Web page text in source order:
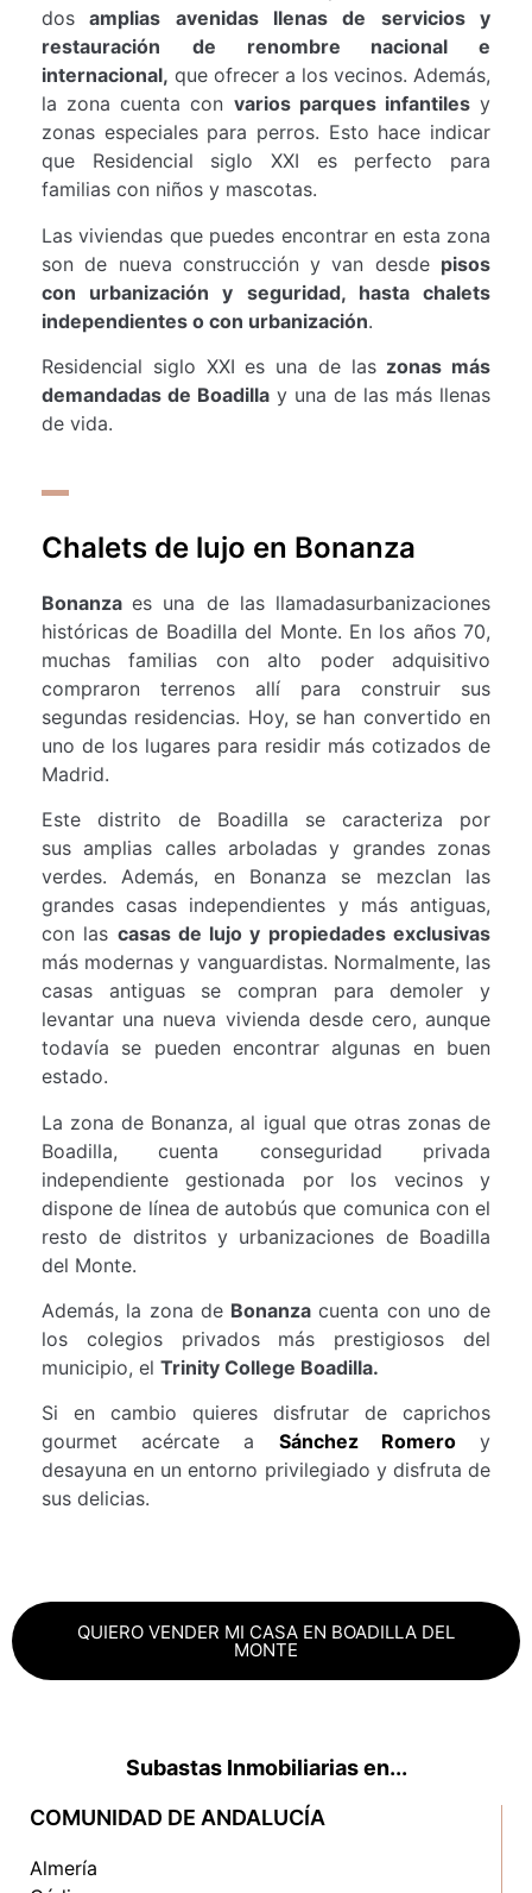
dos amplias avenidas llenas de servicios y
restauración
de renombre nacional e
internacional, que ofrecer a los vecinos. Además,
la zona cuenta con varios parques infantilesy
zonas especiales para perros. Esto hace indicar
que Residencial siglo XXI es perfecto para
familias con niños y mascotas.
Las viviendas que puedes encontrar en esta zona
son de nueva construcción y van desde pisos
con urbanización y seguridad, hasta chalets
independientes o con urbanización.
Residencial siglo XXI es una de las zonas más
demandadas de Boadilla y una de las más llenas
de vida.
Chalets de lujo en Bonanza
Bonanzaes una de las llamadasurbanizaciones
históricas de Boadilla del Monte. En los años 70,
muchas familias con alto poder adquisitivo
compraron terrenos allí para construir sus
segundas residencias. Hoy, se han convertido en
uno de los lugares para residir más cotizados de
Madrid.
Este distrito de Boadilla se caracteriza por
sus amplias calles arboladas y grandes zonas
verdes. Además, en Bonanza se mezclan las
grandes casas independientes y más antiguas,
con las casas de lujo y propiedades exclusivas
más modernas y vanguardistas. Normalmente, las
casas antiguas se compran para demoler y
levantar una nueva vivienda desde cero, aunque
todavía se pueden encontrar algunas en buen
estado.
La zona de Bonanza, al igual que otras zonas de
Boadilla, cuenta conseguridad privada
independiente gestionada por los vecinos y
dispone de línea de autobús que comunica con el
resto de distritos y urbanizaciones de Boadilla
del Monte.
Además, la zona de Bonanza cuenta con uno de
los colegios privados más prestigiosos del
municipio, el Trinity College Boadilla.
Si en cambio quieres disfrutar de caprichos
gourmet acércate a Sánchez Romeroy
desayuna en un entorno privilegiado y disfruta de
sus delicias.
QUIERO VENDER MI CASA EN BOADILLA DEL
MONTE
Subastas Inmobiliarias en...
COMUNIDAD DE ANDALUCÍA
Almería